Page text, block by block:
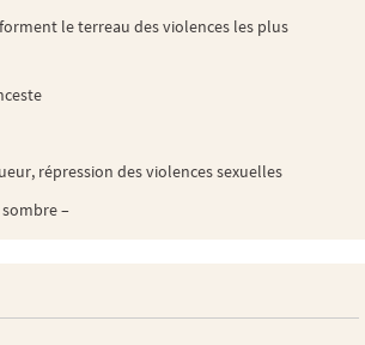
le terreau des violences les plus
répression des violences sexuelles
–